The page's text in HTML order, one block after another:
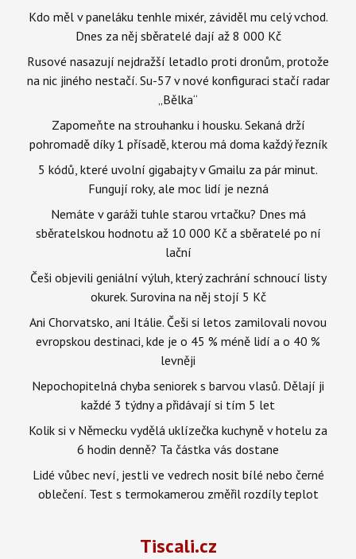
Kdo měl v paneláku tenhle mixér, záviděl mu celý vchod.
Dnes za něj sběratelé dají až 8 000 Kč
Rusové nasazují nejdražší letadlo proti dronům, protože
na nic jiného nestačí. Su-57 v nové konfiguraci stačí radar
„Bělka“
Zapomeňte na strouhanku i housku. Sekaná drží
pohromadě díky 1 přísadě, kterou má doma každý řezník
5 kódů, které uvolní gigabajty v Gmailu za pár minut.
Fungují roky, ale moc lidí je nezná
Nemáte v garáži tuhle starou vrtačku? Dnes má
sběratelskou hodnotu až 10 000 Kč a sběratelé po ní
lační
Češi objevili geniální výluh, který zachrání schnoucí listy
okurek. Surovina na něj stojí 5 Kč
Ani Chorvatsko, ani Itálie. Češi si letos zamilovali novou
evropskou destinaci, kde je o 45 % méně lidí a o 40 %
levněji
Nepochopitelná chyba seniorek s barvou vlasů. Dělají ji
každé 3 týdny a přidávají si tím 5 let
Kolik si v Německu vydělá uklízečka kuchyně v hotelu za
6 hodin denně? Ta částka vás dostane
Lidé vůbec neví, jestli ve vedrech nosit bílé nebo černé
oblečení. Test s termokamerou změřil rozdíly teplot
Tiscali.cz